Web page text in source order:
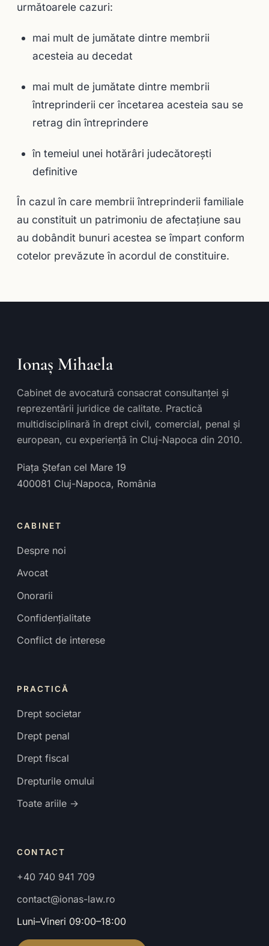
următoarele cazuri:
mai mult de jumătate dintre membrii
acesteia au decedat
mai mult de jumătate dintre membrii
întreprinderii cer încetarea acesteia sau se
retrag din întreprindere
în temeiul unei hotărâri judecătoreşti
definitive
În cazul în care membrii întreprinderii familiale
au constituit un patrimoniu de afectaţiune sau
au dobândit bunuri acestea se împart conform
cotelor prevăzute în acordul de constituire.
Ionaș Mihaela
Cabinet de avocatură consacrat consultanței și
reprezentării juridice de calitate. Practică
multidisciplinară în drept civil, comercial, penal și
european, cu experiență în Cluj-Napoca din 2010.
Piața Ștefan cel Mare 19
400081 Cluj-Napoca, România
CABINET
Despre noi
Avocat
Onorarii
Confidențialitate
Conflict de interese
PRACTICĂ
Drept societar
Drept penal
Drept fiscal
Drepturile omului
Toate ariile →
CONTACT
+40 740 941 709
contact@ionas-law.ro
Luni–Vineri 09:00–18:00